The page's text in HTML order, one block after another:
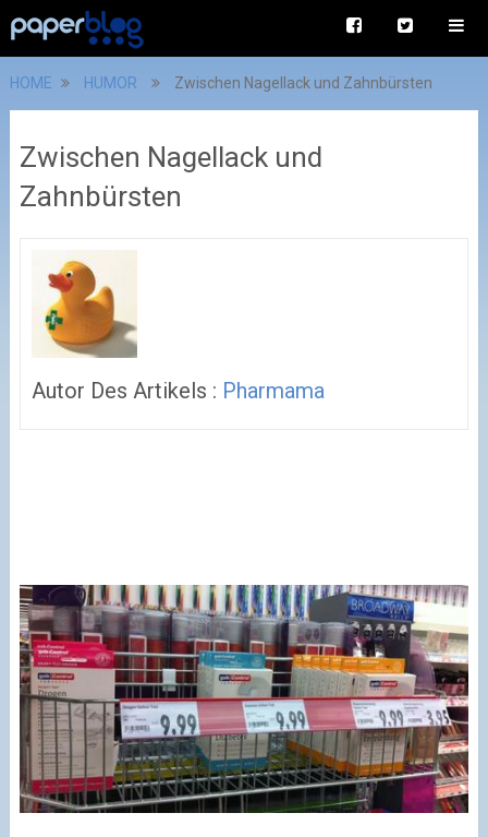
HOME HUMOR Zwischen Nagellack und Zahnbürsten
Zwischen Nagellack und
Zahnbürsten
Autor Des Artikels : Pharmama